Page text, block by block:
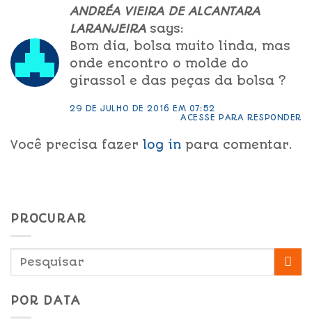
ANDRÉA VIEIRA DE ALCANTARA
LARANJEIRA says:
Bom dia, bolsa muito linda, mas
onde encontro o molde do
girassol e das peças da bolsa ?
29 DE JULHO DE 2016 EM 07:52
ACESSE PARA RESPONDER
Você precisa fazer log in para comentar.
PROCURAR
POR DATA